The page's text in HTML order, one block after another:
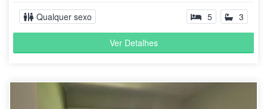
Qualquer sexo 5 3
Ver Detalhes